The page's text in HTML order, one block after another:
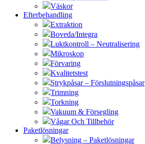
Väskor
Efterbehandling
Extraktion
Boveda/Integra
Luktkontroll – Neutralisering
Mikroskop
Förvaring
Kvalitetstest
Strykpåsar – Förslutningspåsar
Trimning
Torkning
Vakuum & Försegling
Vågar Och Tillbehör
Paketlösningar
Belysning – Paketlösningar